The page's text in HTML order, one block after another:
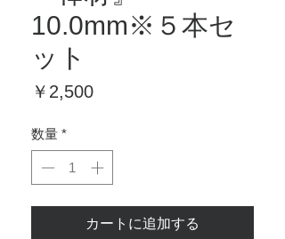
10.0mm※５本セ
ット
￥2,500価
数量 *
カートに追加する